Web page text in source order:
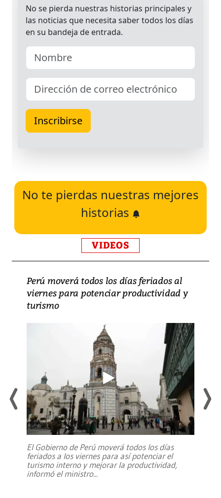
No te pierdas nuestras mejores
historias
VIDEOS
Perú moverá todos los días feriados al
viernes para potenciar productividad y
turismo
El Gobierno de Perú moverá todos los días
feriados a los viernes para así potenciar el
turismo interno y mejorar la productividad,
informó el ministro...